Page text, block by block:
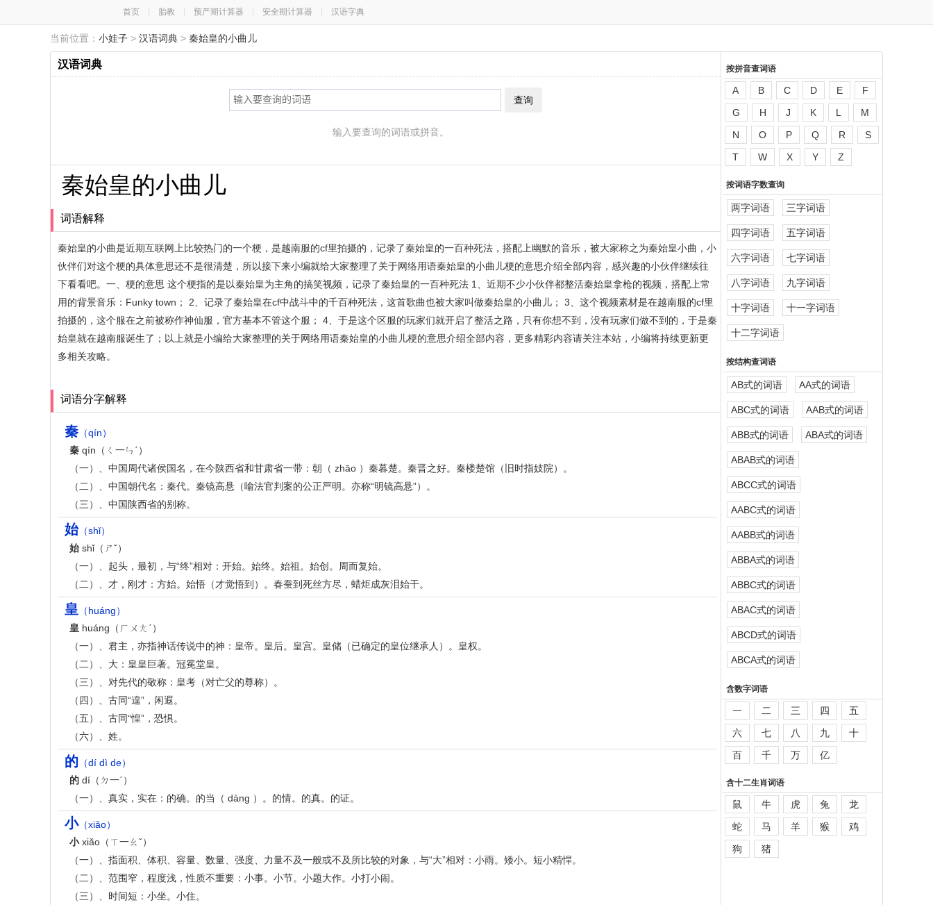
首页 胎教 预产期计算器 安全期计算器 汉语字典
当前位置： 小娃子 > 汉语词典 > 秦始皇的小曲儿
汉语词典
查询
输入要查询的词语或拼音。
秦始皇的小曲儿
词语解释
秦始皇的小曲是近期互联网上比较热门的一个梗，是越南服的cf里拍摄的，记录了秦始皇的一百种死法，搭配上幽默的音乐，被大家称之为秦始皇小曲，小
伙伴们对这个梗的具体意思还不是很清楚，所以接下来小编就给大家整理了关于网络用语秦始皇的小曲儿梗的意思介绍全部内容，感兴趣的小伙伴继续往
下看看吧。一、梗的意思 这个梗指的是以秦始皇为主角的搞笑视频，记录了秦始皇的一百种死法 1、近期不少小伙伴都整活秦始皇拿枪的视频，搭配上常
用的背景音乐：Funky town； 2、记录了秦始皇在cf中战斗中的千百种死法，这首歌曲也被大家叫做秦始皇的小曲儿； 3、这个视频素材是在越南服的cf里
拍摄的，这个服在之前被称作神仙服，官方基本不管这个服； 4、于是这个区服的玩家们就开启了整活之路，只有你想不到，没有玩家们做不到的，于是秦
始皇就在越南服诞生了；以上就是小编给大家整理的关于网络用语秦始皇的小曲儿梗的意思介绍全部内容，更多精彩内容请关注本站，小编将持续更新更
多相关攻略。
词语分字解释
秦（qín）
秦 qín（ㄑ一ㄣˊ）
（一）、中国周代诸侯国名，在今陕西省和甘肃省一带：朝（ zhāo ）秦暮楚。秦晋之好。秦楼楚馆（旧时指妓院）。
（二）、中国朝代名：秦代。秦镜高悬（喻法官判案的公正严明。亦称“明镜高悬”）。
（三）、中国陕西省的别称。
始（shǐ）
始 shǐ（ㄕˇ）
（一）、起头，最初，与“终”相对：开始。始终。始祖。始创。周而复始。
（二）、才，刚才：方始。始悟（才觉悟到）。春蚕到死丝方尽，蜡炬成灰泪始干。
皇 （huáng）
皇 huáng（ㄏㄨㄤˊ）
（一）、君主，亦指神话传说中的神：皇帝。皇后。皇宫。皇储（已确定的皇位继承人）。皇权。
（二）、大：皇皇巨著。冠冕堂皇。
（三）、对先代的敬称：皇考（对亡父的尊称）。
（四）、古同“遑”，闲遐。
（五）、古同“惶”，恐惧。
（六）、姓。
的 （dí dì de）
的 dí（ㄉ一ˊ）
（一）、真实，实在：的确。的当（ dàng ）。的情。的真。的证。
小（xiǎo）
小xiǎo（ㄒ一ㄠˇ）
（一）、指面积、体积、容量、数量、强度、力量不及一般或不及所比较的对象，与“大”相对：小雨。矮小。短小精悍。
（二）、范围窄，程度浅，性质不重要：小事。小节。小题大作。小打小闹。
（三）、时间短：小坐。小住。
按拼音查词语
A B C D E
F
G
H J K L
M
N
O P Q R
S
T
W X Y Z
按词语字数查询
两字词语 三字词语
四字词语 五字词语
六字词语 七字词语
八字词语 九字词语
十字词语 十一字词语
十二字词语
按结构查词语
AB式的词语 AA式的词语
ABC式的词语 AAB式的词语
ABB式的词语 ABA式的词语
ABAB式的词语
ABCC式的词语
AABC式的词语
AABB式的词语
ABBA式的词语
ABBC式的词语
ABAC式的词语
ABCD式的词语
ABCA式的词语
含数字词语
一 二 三 四
五
六
七 八 九
十
百
千 万 亿
含十二生肖词语
鼠 牛 虎 兔
龙
蛇
马 羊 猴
鸡
狗
猪